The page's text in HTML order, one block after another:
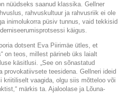
nüüdseks saanud klassika. Gellner
rahvuskultuur ja rahvusriik ei ole
inimolukorra püsiv tunnus, vaid tekkisid
käigus.
dotsent Eva Piirimäe ütles, et
on teos, millest pärineb üks laialt
käsitlusi. „See on sõnastatud
provokatiivsete teesidena. Gellneri ideid
kriitiliselt vaagida, olgu siis mõtteloo või
märkis ta. Ajaloolase ja Lõuna-